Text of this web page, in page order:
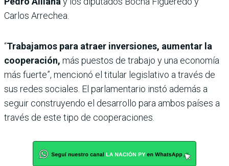
Carlos Arrechea.
“Trabajamos para atraer inversiones, aumentar la
cooperación, más puestos de trabajo y una economía
más fuerte”, mencionó el titular legislativo a través de
sus redes sociales. El parlamentario instó además a
seguir construyendo el desarrollo para ambos países a
través de este tipo de cooperaciones.